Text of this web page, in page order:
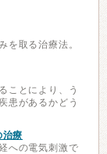
を取る治療法。
ことにより、う
患があるかどう
治療
への電気刺激で